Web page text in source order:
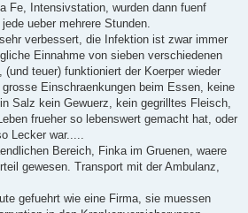
Fe, Intensivstation, wurden dann fuenf
ueber mehrere Stunden.
verbessert, die Infektion ist zwar immer
Einnahme von sieben verschiedenen
teuer) funktioniert der Koerper wieder
Einschraenkungen beim Essen, keine
Salz kein Gewuerz, kein gegrilltes Fleisch,
frueher so lebenswert gemacht hat, oder
Lecker war.....
Bereich, Finka im Gruenen, waere
gewesen. Transport mit der Ambulanz,
gefuehrt wie eine Firma, sie muessen